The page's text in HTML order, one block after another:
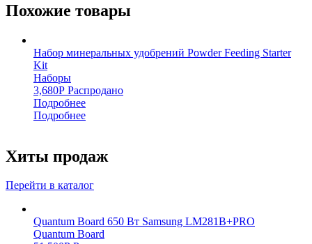
Похожие товары
Набор минеральных удобрений Powder Feeding Starter
Kit
Наборы
3,680Р Распродано
Подробнее
Подробнее
Хиты продаж
Перейти в каталог
Quantum Board 650 Вт Samsung LM281B+PRO
Quantum Board